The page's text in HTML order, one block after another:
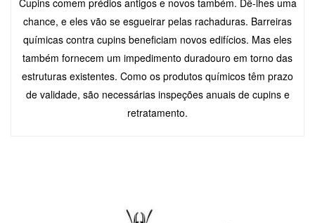
Cupins comem prédios antigos e novos também. Dê-lhes uma
chance, e eles vão se esgueirar pelas rachaduras. Barreiras
químicas contra cupins beneficiam novos edifícios. Mas eles
também fornecem um impedimento duradouro em torno das
estruturas existentes. Como os produtos químicos têm prazo
de validade, são necessárias inspeções anuais de cupins e
retratamento.